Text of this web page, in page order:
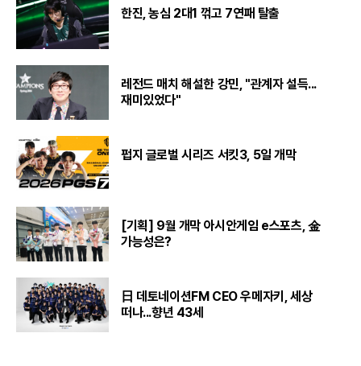
한진, 농심 2대1 꺾고 7연패 탈출
레전드 매치 해설한 강민, "관계자 설득...
재미있었다"
펍지 글로벌 시리즈 서킷3, 5일 개막
[기획] 9월 개막 아시안게임 e스포츠, 金
가능성은?
日 데토네이션FM CEO 우메자키, 세상
떠나...향년 43세